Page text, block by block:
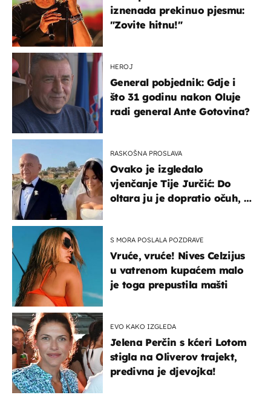
iznenada prekinuo pjesmu:
"Zovite hitnu!"
HEROJ
General pobjednik: Gdje i
što 31 godinu nakon Oluje
radi general Ante Gotovina?
RASKOŠNA PROSLAVA
Ovako je izgledalo
vjenčanje Tije Jurčić: Do
oltara ju je dopratio očuh, a
S MORA POSLALA POZDRAVE
Vruće, vruće! Nives Celzijus
u vatrenom kupaćem malo
je toga prepustila mašti
EVO KAKO IZGLEDA
Jelena Perčin s kćeri Lotom
stigla na Oliverov trajekt,
predivna je djevojka!